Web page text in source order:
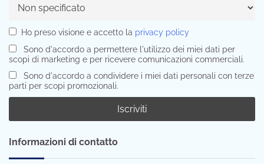
Ho preso visione e accetto la privacy policy
Sono d'accordo a permettere l'utilizzo dei miei dati per
scopi di marketing e per ricevere comunicazioni commerciali.
Sono d'accordo a condividere i miei dati personali con terze
parti per scopi promozionali.
Informazioni di contatto